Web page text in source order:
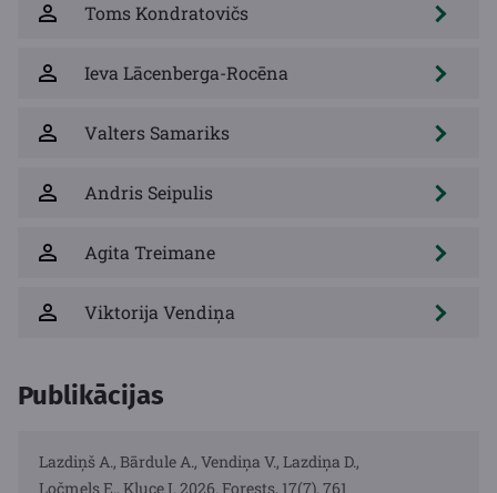
Toms Kondratovičs
Ieva Lācenberga-Rocēna
Valters Samariks
Andris Seipulis
Agita Treimane
Viktorija Vendiņa
Publikācijas
Lazdiņš A., Bārdule A., Vendiņa V., Lazdiņa D.,
Ločmels E., Kluce I. 2026. Forests, 17(7), 761